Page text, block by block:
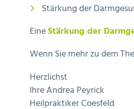
Stärkung der
EineStärkung der
Wenn Sie mehr zu dem
Herzlichst
Ihre Andrea Peyrick
Heilpraktiker Coesfeld